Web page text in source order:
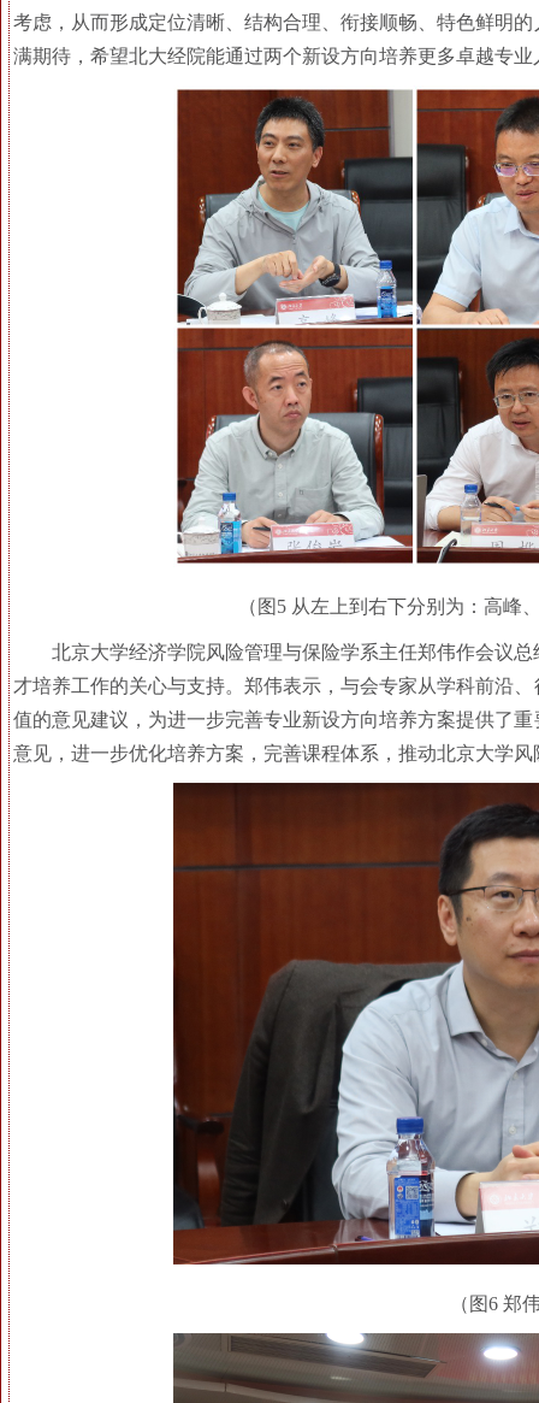
考虑，从而形成定位清晰、结构合理、衔接顺畅、特色鲜明
满期待，希望北大经院能通过两个新设方向培养更多卓越专
（图5 从左上到右下分别为：高峰
北京大学经济学院风险管理与保险学系主任郑伟作会议
才培养工作的关心与支持。郑伟表示，与会专家从学科前沿
值的意见建议，为进一步完善专业新设方向培养方案提供了
意见，进一步优化培养方案，完善课程体系，推动北京大学
（图6 郑